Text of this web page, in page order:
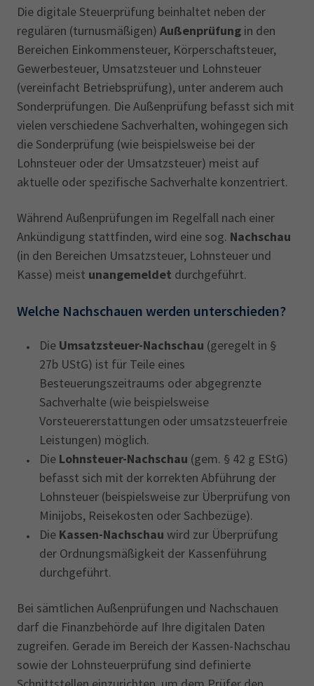
Die digitale Steuerprüfung beinhaltet neben der
regulären (turnusmäßigen) Außenprüfung in den
Bereichen Einkommensteuer, Körperschaftsteuer,
Gewerbesteuer, Umsatzsteuer und Lohnsteuer
(vereinfacht Betriebsprüfung), unter anderem auch
Sonderprüfungen. Die Außenprüfung befasst sich mit
vielen verschiedene Sachverhalten, wohingegen sich
die Sonderprüfung (wie beispielsweise bei der
Lohnsteuer oder der Umsatzsteuer) meist auf
aktuelle oder spezifische Sachverhalte konzentriert.
Während Außenprüfungen im Regelfall nach einer
Ankündigung stattfinden, wird eine sog. Nachschau
(in den Bereichen Umsatzsteuer, Lohnsteuer und
Kasse) meist unangemeldet durchgeführt.
Welche Nachschauen werden unterschieden?
Die Umsatzsteuer-Nachschau (geregelt in §
27b UStG) ist für Teile eines
Besteuerungszeitraums oder abgegrenzte
Sachverhalte (wie beispielsweise
Vorsteuererstattungen oder umsatzsteuerfreie
Leistungen) möglich.
Die Lohnsteuer-Nachschau (gem. § 42 g EStG)
befasst sich mit der korrekten Abführung der
Lohnsteuer (beispielsweise zur Überprüfung von
Minijobs, Reisekosten oder Sachbezüge).
Die Kassen-Nachschau wird zur Überprüfung
der Ordnungsmäßigkeit der Kassenführung
durchgeführt.
Bei sämtlichen Außenprüfungen und Nachschauen
darf die Finanzbehörde auf Ihre digitalen Daten
zugreifen. Gerade im Bereich der Kassen-Nachschau
sowie der Lohnsteuerprüfung sind definierte